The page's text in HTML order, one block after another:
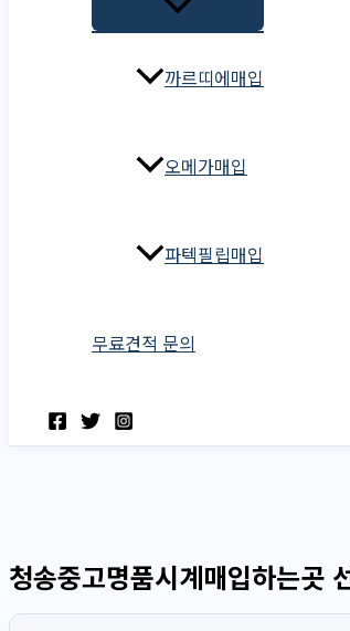
까르띠에매입
오메가매입
파텍필립매입
무료견적 문의
청송중고명품시계매입하는곳